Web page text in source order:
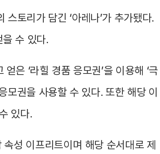
토리가 담긴 ‘아레나’가 추가됐다.
수 있다.
은 ‘라힐 경품 응모권’을 이용해 ‘극
모권을 사용할 수 있다. 또한 해당 이
있다.
성 이프리트이며 해당 순서대로 제